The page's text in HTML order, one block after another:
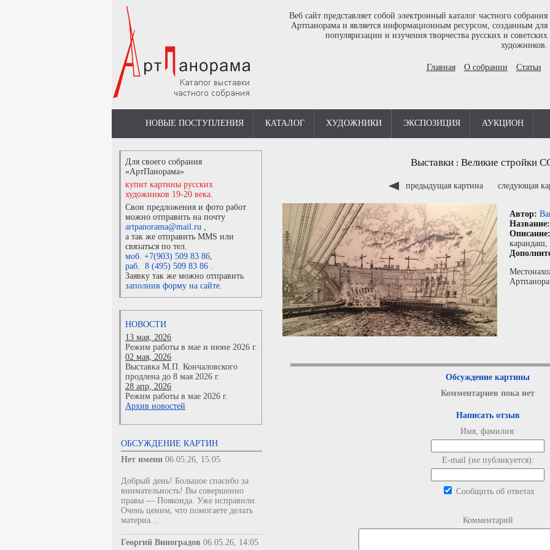
Веб сайт представляет собой электронный каталог частного собрания
Артпанорама и является информационным ресурсом, созданным для
популяризации и изучения творчества русских и советских
художников.
Главная О собрании Статьи
НОВЫЕ ПОСТУПЛЕНИЯ КАТАЛОГ ХУДОЖНИКИ ЭКСПОЗИЦИЯ АУКЦИОН
Для своего собрания
«АртПанорама»
купит картины русских
художников 19-20 века.
Свои предложения и фото работ
можно отправить на почту
artpanorama@mail.ru ,
а так же отправить MMS или
связаться по тел.
моб. +7(903) 509 83 86,
раб. 8 (495) 509 83 86 .
Заявку так же можно отправить
заполнив форму на сайте.
НОВОСТИ
13 мая, 2026
Режим работы в мае и июне 2026 г.
02 мая, 2026
Выставка М.П. Кончаловского
продлена до 8 мая 2026 г.
28 апр, 2026
Режим работы в мае 2026 г.
Архив новостей
ОБСУЖДЕНИЕ КАРТИН
Нет имени 06.05.26, 15:05
Добрый день! Большое спасибо за
внимательность! Вы совершенно
правы — Пояконда. Уже исправили.
Очень ценим, что помогаете делать
материа...
Георгий Виноградов 06.05.26, 14:05
Выставки: Великие стройки
предыдущая картина следующая
Автор:
карандаш,
Обсуждение картины
Комментариев пока нет
Написать отзыв
Имя, фамилия:
E-mail (не публикуется):
Сообщить об ответах
Комментарий